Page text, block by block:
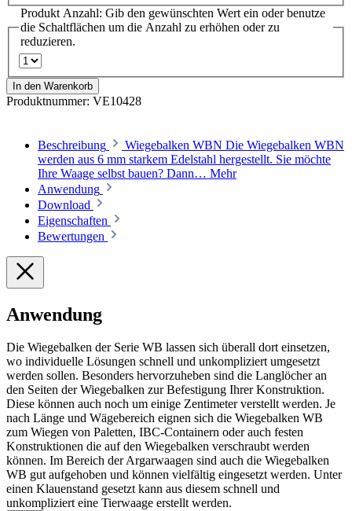
Produkt Anzahl: Gib den gewünschten Wert ein oder benutze
die Schaltflächen um die Anzahl zu erhöhen oder zu
reduzieren.
In den Warenkorb
Produktnummer: VE10428
Beschreibung
Wiegebalken WBN Die Wiegebalken WBN
werden aus 6 mm starkem Edelstahl hergestellt. Sie möchte
Ihre Waage selbst bauen? Dann… Mehr
Anwendung
Download
Eigenschaften
Bewertungen
Anwendung
Die Wiegebalken der Serie WB lassen sich überall dort einsetzen,
wo individuelle Lösungen schnell und unkompliziert umgesetzt
werden sollen. Besonders hervorzuheben sind die Langlöcher an
den Seiten der Wiegebalken zur Befestigung Ihrer Konstruktion.
Diese können auch noch um einige Zentimeter verstellt werden. Je
nach Länge und Wägebereich eignen sich die Wiegebalken WB
zum Wiegen von Paletten, IBC-Containern oder auch festen
Konstruktionen die auf den Wiegebalken verschraubt werden
können. Im Bereich der Argarwaagen sind auch die Wiegebalken
WB gut aufgehoben und können vielfältig eingesetzt werden. Unter
einen Klauenstand gesetzt kann aus diesem schnell und
unkompliziert eine Tierwaage erstellt werden.